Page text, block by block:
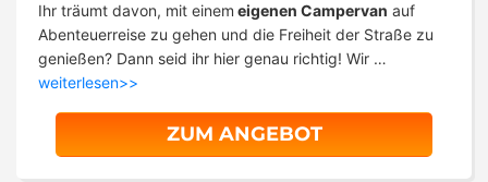
Ihr träumt davon, mit einem eigenen Campervan auf
Abenteuerreise zu gehen und die Freiheit der Straße zu
genießen? Dann seid ihr hier genau richtig! Wir …
weiterlesen>>
ZUM ANGEBOT